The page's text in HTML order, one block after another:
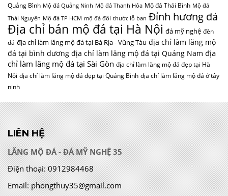
Quảng Bình Mộ đá Quảng Ninh Mộ đá Thanh Hóa Mộ đá Thái Bình Mộ đá
Thái Nguyên Mộ đá TP HCM mộ đá đôi thước lỗ ban Đỉnh hương đá
Địa chỉ bán mộ đá tại Hà Nội đá mỹ nghệ đèn
đá địa chỉ làm lăng mộ đá tại Bà Rịa - Vũng Tàu địa chỉ làm lăng mộ
đá tại bình dương địa chỉ làm lăng mộ đá tại Quảng Nam địa
chỉ làm lăng mộ đá tại Sài Gòn địa chỉ làm lăng mộ đá đẹp tại Hà
Nội địa chỉ làm lăng mộ đá đẹp tại Quảng Bình địa chỉ làm lăng mộ đá ở tây
ninh
LIÊN HỆ
LĂNG MỘ ĐÁ - ĐÁ MỸ NGHỆ 35
Điện thoại: 0912984468
Email: phongthuy35@gmail.com